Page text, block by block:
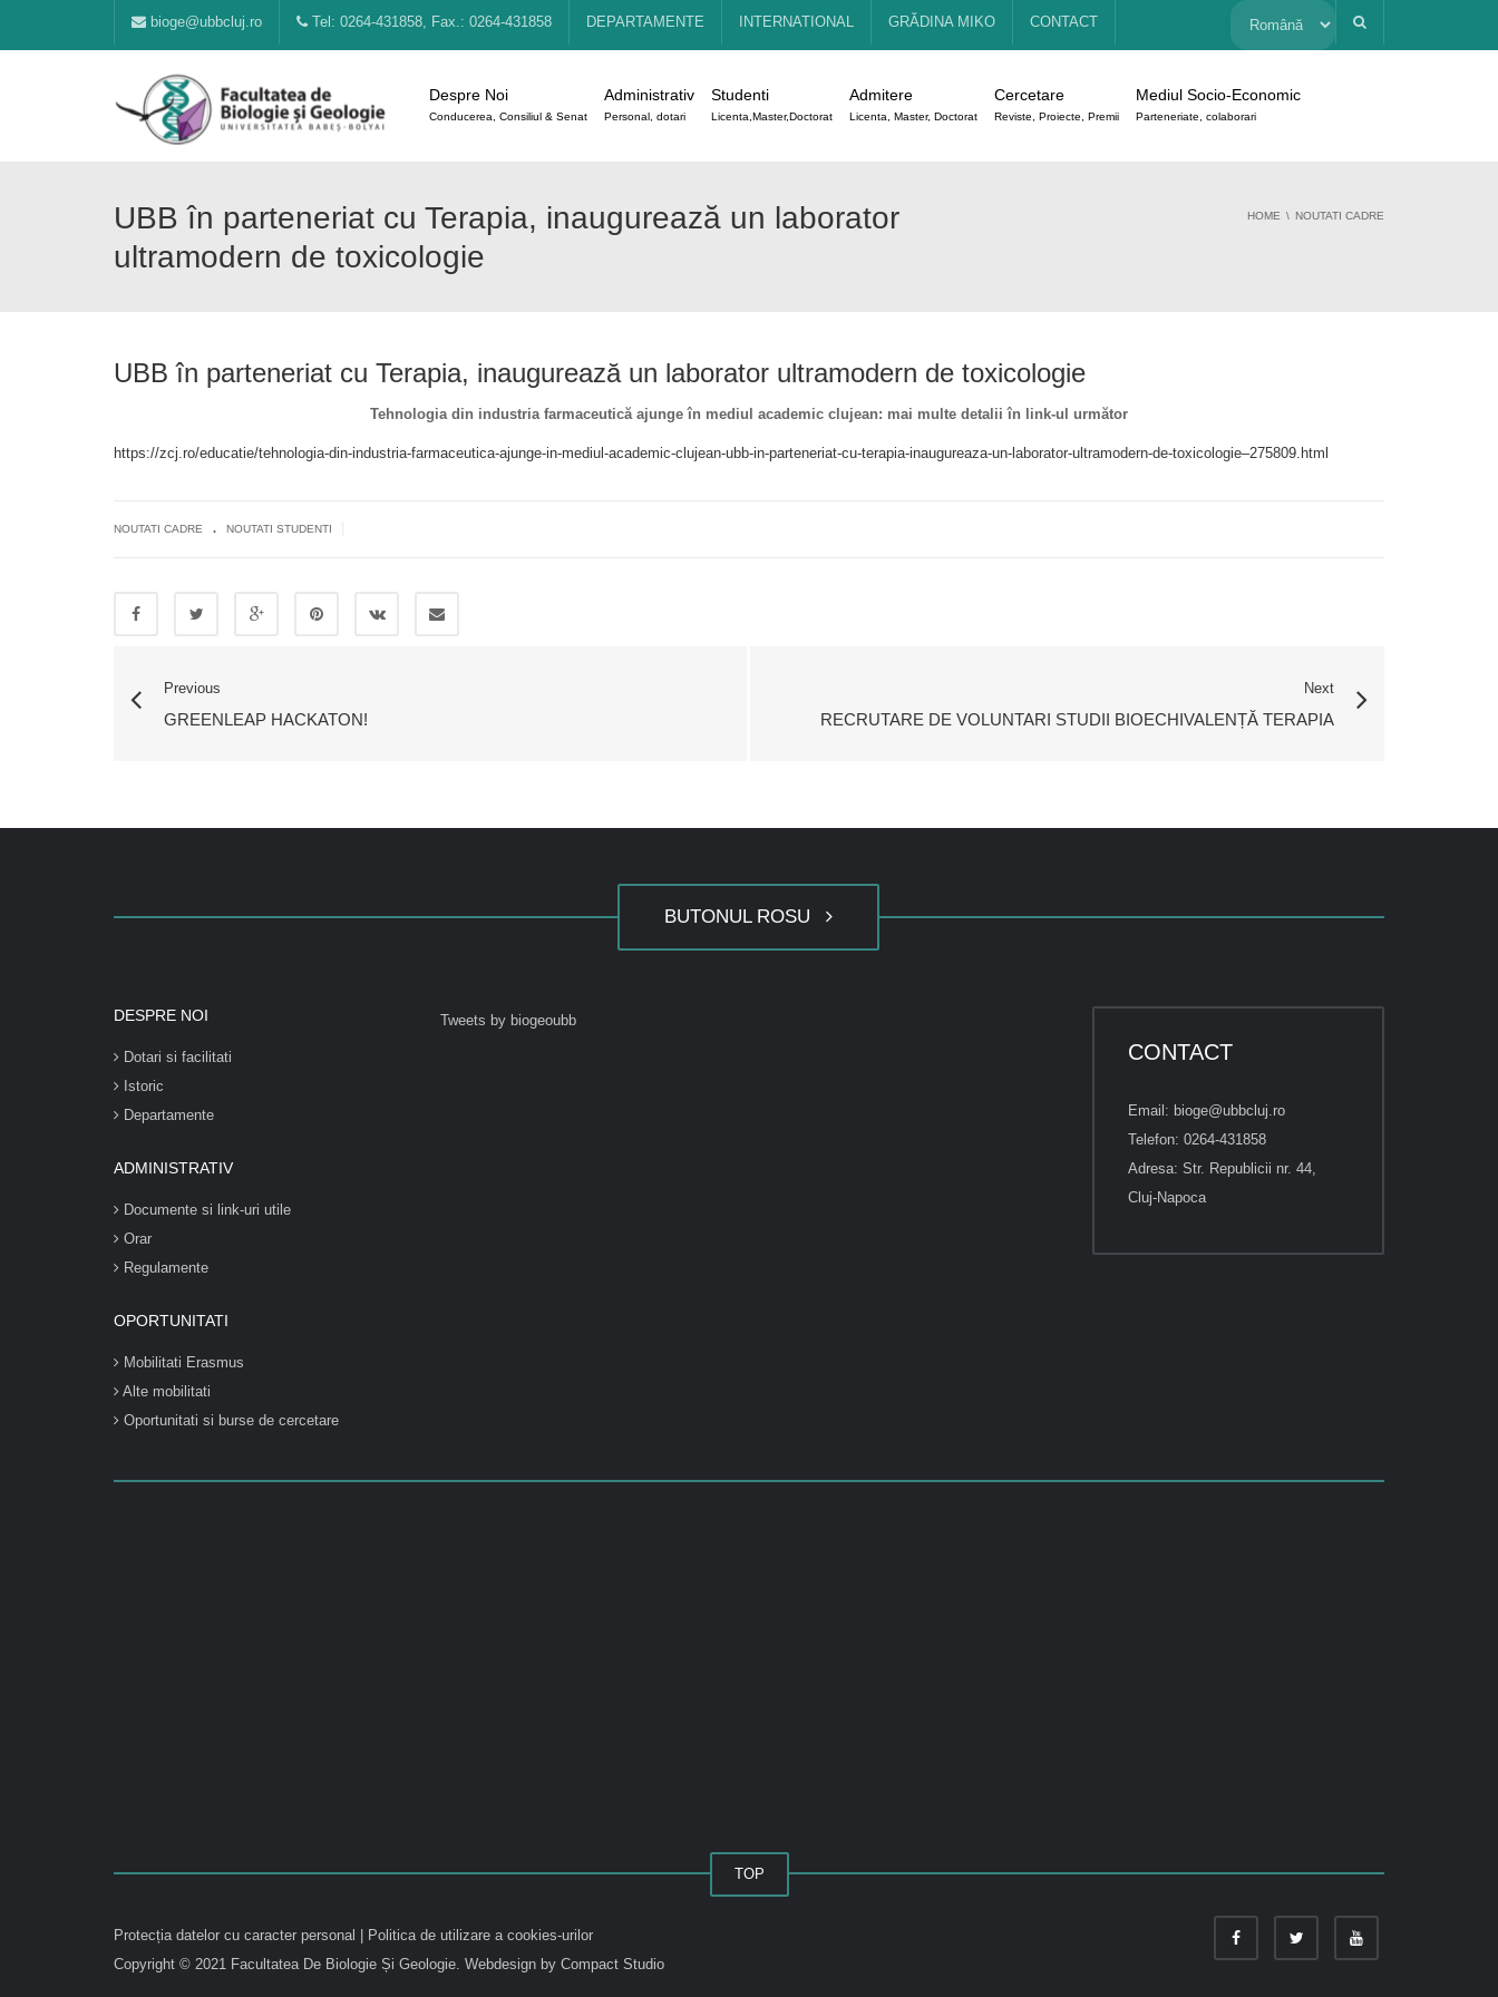
bioge@ubbcluj.ro Tel: 0264-431858, Fax.: 0264-431858 DEPARTAMENTE INTERNATIONAL GRĂDINA MIKO CONTACT Alege
limbă
Despre Noi
Conducerea, Consiliul & Senat
Administrativ
Personal, dotari
Studenti
Licenta,Master,Doctorat
Admitere
Licenta, Master, Doctorat
Cercetare
Reviste, Proiecte, Premii
Mediul Socio-Economic
Parteneriate, colaborari
UBB în parteneriat cu Terapia, inaugurează un laborator
ultramodern de toxicologie
HOME NOUTATI CADRE
UBB în parteneriat cu Terapia, inaugurează un laborator ultramodern de toxicologie
Tehnologia din industria farmaceutică ajunge în mediul academic clujean: mai multe detalii în link-ul următor
https://zcj.ro/educatie/tehnologia-din-industria-farmaceutica-ajunge-in-mediul-academic-clujean-ubb-in-parteneriat-cu-terapia-inaugureaza-un-laborator-ultramodern-de-toxicologie–275809.html
NOUTATI CADRE . NOUTATI STUDENTI
Previous
GREENLEAP HACKATON!
Next
RECRUTARE DE VOLUNTARI STUDII BIOECHIVALENȚĂ TERAPIA
BUTONUL ROSU
DESPRE NOI
Dotari si facilitati
Istoric
Departamente
ADMINISTRATIV
Documente si link-uri utile
Orar
Regulamente
OPORTUNITATI
Mobilitati Erasmus
Alte mobilitati
Oportunitati si burse de cercetare
Tweets by biogeoubb
CONTACT
Email: bioge@ubbcluj.ro
Telefon: 0264-431858
Adresa: Str. Republicii nr. 44,
Cluj-Napoca
TOP
Protecția datelor cu caracter personal
Politica de utilizare a cookies-urilor
Copyright © 2021 Facultatea De Biologie Și Geologie. Webdesign by Compact Studio